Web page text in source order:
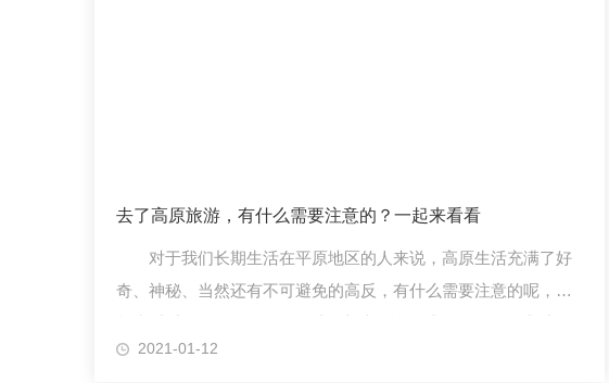
去了高原旅游，有什么需要注意的？一起来看看
对于我们长期生活在平原地区的人来说，高原生活充满了好
奇、神秘、当然还有不可避免的高反，有什么需要注意的呢，一
比胸式呼吸更为规律和有节奏。这种方...
2021-01-12